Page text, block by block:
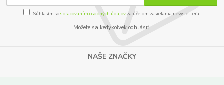
Súhlasím sospracovaním osobných údajov za účelom zasielania newslettera.
Môžete sa kedykoľvek odhlásiť.
NAŠE ZNAČKY